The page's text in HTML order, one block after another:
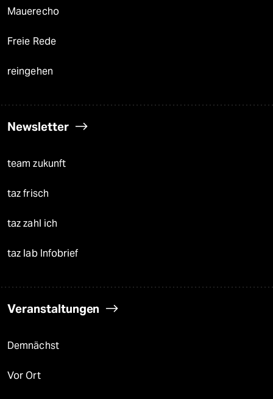
Mauerecho
Freie Rede
reingehen
Newsletter
team zukunft
taz frisch
taz zahl ich
taz lab Infobrief
Veranstaltungen
Demnächst
Vor Ort